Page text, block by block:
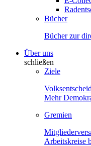
Bücher
Bücher zur
Über uns
schließen
Ziele
Mehr
Gremien
Arbeitskreise